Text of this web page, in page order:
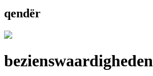
qendër
bezienswaardigheden